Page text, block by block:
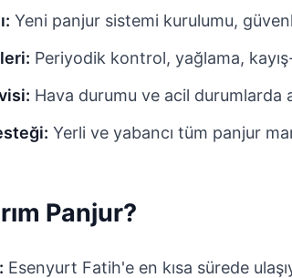
Yeni panjur sistemi kurulumu,
Periyodik kontrol, yağlama,
Hava durumu ve acil durumlarda
Yerli ve yabancı tüm panjur
Panjur?
Esenyurt Fatih'e en kısa sürede